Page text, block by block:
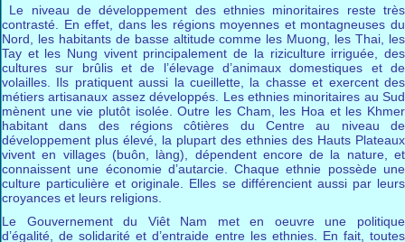
Le niveau de développement des ethnies minoritaires reste très
contrasté. En effet, dans les régions moyennes et montagneuses du
Nord, les habitants de basse altitude comme les Muong, les Thai, les
Tay et les Nung vivent principalement de la riziculture irriguée, des
cultures sur brûlis et de l’élevage d’animaux domestiques et de
volailles. Ils pratiquent aussi la cueillette, la chasse et exercent des
métiers artisanaux assez développés. Les ethnies minoritaires au Sud
mènent une vie plutôt isolée. Outre les Cham, les Hoa et les Khmer
habitant dans des régions côtières du Centre au niveau de
développement plus élevé, la plupart des ethnies des Hauts Plateaux
vivent en villages (buôn, làng), dépendent encore de la nature, et
connaissent une économie d’autarcie. Chaque ethnie possède une
culture particulière et originale. Elles se différencient aussi par leurs
croyances et leurs religions.
Le Gouvernement du Viêt Nam met en oeuvre une politique
d’égalité, de solidarité et d’entraide entre les ethnies. En fait, toutes